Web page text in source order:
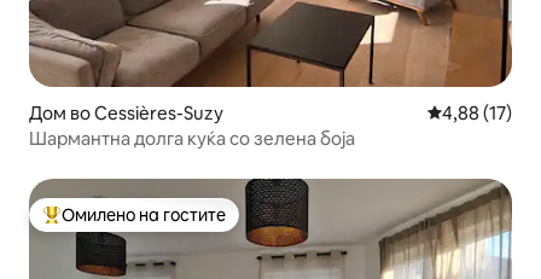
Дом во Cessières-Suzy Просечна
4,88 (17)
Шармантна долга куќа со зелена боја
Меѓу најуспешните „Омилени на гостите“
Омилено на гостите